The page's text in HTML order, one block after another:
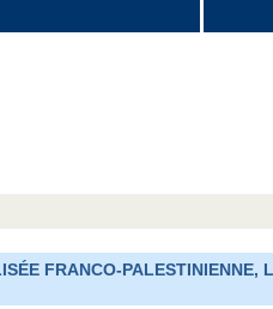
FRANCO-PALESTINIENNE,